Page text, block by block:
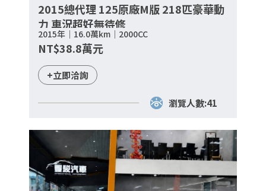
2015總代理 125原廠M版 218匹豪華動
力 車況超好無待修
2015年｜16.0萬km｜2000CC
NT$38.8萬元
+立即洽詢
瀏覽人數:41